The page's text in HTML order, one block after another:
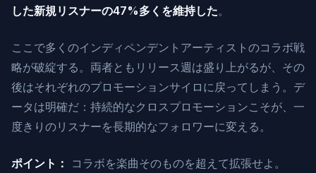
した新規リスナーの47%多くを維持した。
ここで多くのインディペンデントアーティストのコラボ戦
略が破綻する。両者ともリリース週は盛り上がるが、その
後はそれぞれのプロモーションサイロに戻ってしまう。デ
ータは明確だ：持続的なクロスプロモーションこそが、一
度きりのリスナーを長期的なフォロワーに変える。
ポイント：
コラボを楽曲そのものを超えて拡張せよ。